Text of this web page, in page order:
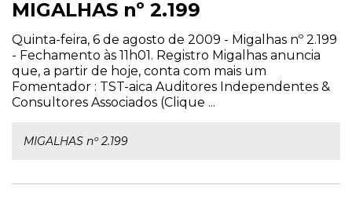
MIGALHAS nº 2.199
Quinta-feira, 6 de agosto de 2009 - Migalhas nº 2.199
- Fechamento às 11h01. Registro Migalhas anuncia
que, a partir de hoje, conta com mais um
Fomentador : TST-aica Auditores Independentes &
Consultores Associados (Clique ...
MIGALHAS nº 2.199